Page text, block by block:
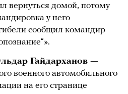
вернуться домой, потому
у него
сообщил командир
Гайдарханов —
военного автомобильного
на его странице